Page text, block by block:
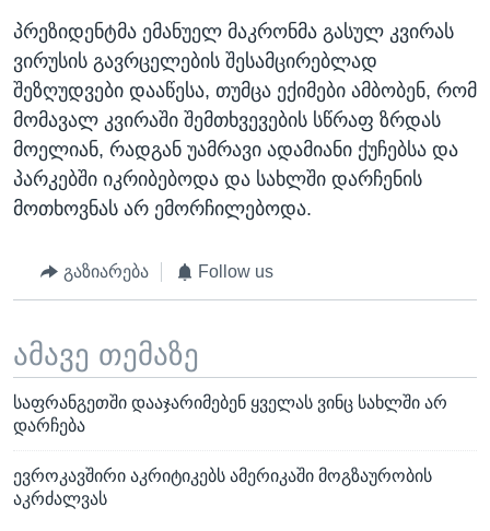
პრეზიდენტმა ემანუელ მაკრონმა გასულ კვირას
ვირუსის გავრცელების შესამცირებლად
შეზღუდვები დააწესა, თუმცა ექიმები ამბობენ, რომ
მომავალ კვირაში შემთხვევების სწრაფ ზრდას
მოელიან, რადგან უამრავი ადამიანი ქუჩებსა და
პარკებში იკრიბებოდა და სახლში დარჩენის
მოთხოვნას არ ემორჩილებოდა.
გაზიარება Follow us
ამავე თემაზე
საფრანგეთში დააჯარიმებენ ყველას ვინც სახლში არ
დარჩება
ევროკავშირი აკრიტიკებს ამერიკაში მოგზაურობის
აკრძალვას